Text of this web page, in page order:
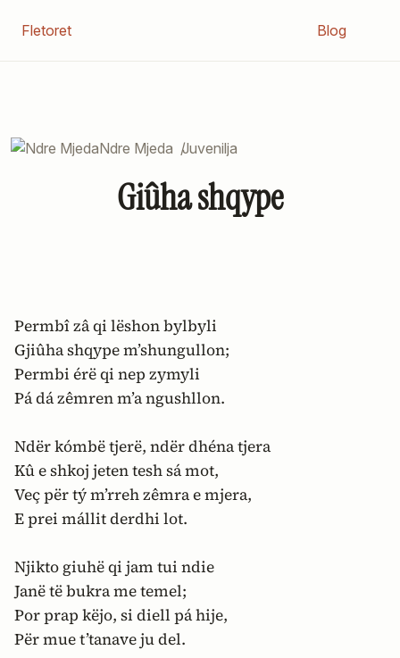
Fletoret Blog
Ndre Mjeda /Juvenilja
Giûha shqype
Permbî zâ qi lëshon bylbyli
Gjiûha shqype m’shungullon;
Permbi érë qi nep zymyli
Pá dá zêmren m’a ngushllon.
Ndër kómbë tjerë, ndër dhéna tjera
Kû e shkoj jeten tesh sá mot,
Veç për tý m’rreh zêmra e mjera,
E prei mállit derdhi lot.
Njikto giuhë qi jam tui ndie
Janë të bukra me temel;
Por prap këjo, si diell pá hije,
Për mue t’tanave ju del.